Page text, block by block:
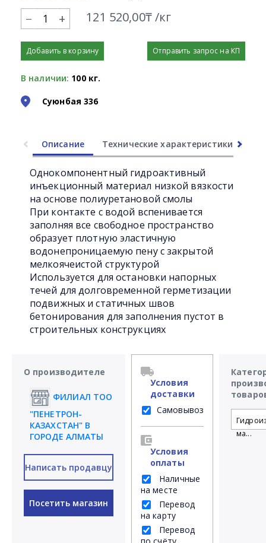
+ 121 520,00₸ /кг
Добавить в корзину Отправить запрос на КП
В наличии: 100 кг.
Суюнбая 336
Описание Технические характеристики
Однокомпонентный гидроактивный
инъекционный материал низкой вязкости
на основе полиуретановой смолы
При контакте с водой вспенивается
заполняя все свободное пространство
образует плотную эластичную
водонепроницаемую пену с закрытой
мелкоячеистой структурой
Используется для остановки напорных
течей для долговременной герметизации
подвижных и статичных швов
бетонирования для заполнения пустот в
строительных конструкциях
О производителе
ФИЛИАЛ ТОО
"ПЕНЕТРОН-
КАЗАХСТАН" В
ГОРОДЕ АЛМАТЫ
Написать продавцу
Посетить магазин
Условия
доставки
Самовывоз
Условия
оплаты
Наличные
на месте
Перевод
на карту
Перевод
ма...